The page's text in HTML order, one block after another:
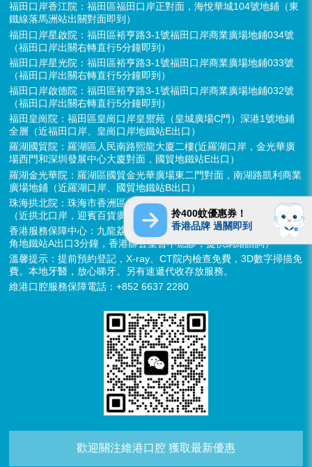
福田口岸香江院：福田區福田口岸正對面，海悅華城104號地鋪（東
鐵線落馬洲站出關對面即到）
福田口岸星啟院：福田區裕亨路3-1號福田口岸商業廣場地鋪034號
（福田口岸出關右轉直行5分鐘即到）
福田口岸星光院：福田區裕亨路3-1號福田口岸商業廣場地鋪033號
（福田口岸出關右轉直行5分鐘即到）
福田口岸啟德院：福田區裕亨路3-1號福田口岸商業廣場地鋪032號
（福田口岸出關右轉直行5分鐘即到）
福田皇崗院：福田區皇崗口岸皇禦苑（皇城廣場C門）深港1號地鋪
全層（近福田口岸、皇崗口岸地鐵站E出口）
羅湖國貿院：羅湖區人民南路熙龍大廈二樓(近羅湖口岸，金光華廣
場西門和深圳發展中心大廈對面，國貿地鐵站E出口）
羅湖金光華院：羅湖區國貿金光華廣場東二門對面，南湖路凱利商業
廣場地鋪（近羅湖口岸、國貿地鐵站B出口）
珠海拱北院：珠海市香洲區拱北迎賓南路1155號中建商業大廈15樓
（近拱北口岸，迎賓百貨廣場對面）
香港服務保障中心：九龍荔枝角長裕街11號定豐中心1306室（荔枝
角地鐵站A出口3分鐘，香港辦公室暫不應診，提供網絡諮詢）
溫馨提示：提前預約登記，X-ray、CT院內檢查免費，3D數字掃描免
費。本地牙醫，放心睇牙。另有速遞代收存放服務。
維港口腔服務保障電話：+852 6637 2280
歡迎關注維港口腔 獲取最新優惠
拎400蚊優惠券！
香港品牌 過關即到